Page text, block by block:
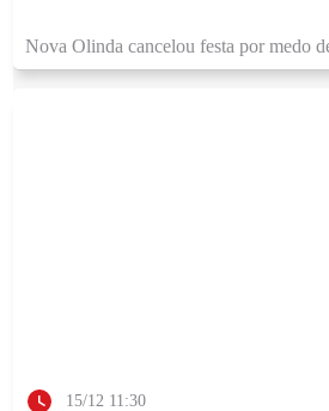
Nova Olinda cancelou festa por medo
15/12 11:30